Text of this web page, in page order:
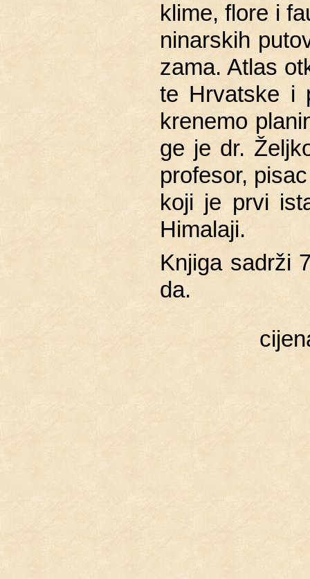
klime, flore i
ni­nar­skih
za­ma. Atlas
te Hr­vat­ske i
kre­ne­mo
ge je dr.
pro­fe­sor,
koji je prvi
Hi­ma­la­ji.
Knji­ga sa­dr­ži
da.